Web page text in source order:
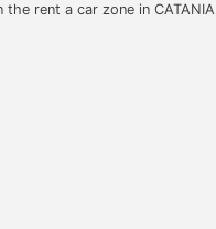
rent a car zone in CATANIA